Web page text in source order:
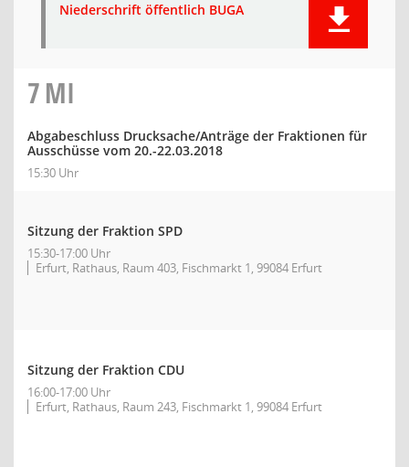
Niederschrift öffentlich BUGA
7MI
Abgabeschluss Drucksache/Anträge der Fraktionen für
Ausschüsse vom 20.-22.03.2018
15:30 Uhr
Sitzung der Fraktion SPD
15:30-17:00 Uhr
Erfurt, Rathaus, Raum 403, Fischmarkt 1, 99084 Erfurt
Sitzung der Fraktion CDU
16:00-17:00 Uhr
Erfurt, Rathaus, Raum 243, Fischmarkt 1, 99084 Erfurt